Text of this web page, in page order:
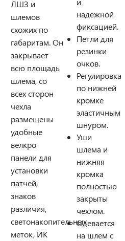
ЛШЗ и
шлемов
схожих по
габаритам. Он
закрывает
всю площадь
шлема, со
всех сторон
чехла
размещены
удобные
велкро
панели для
установки
патчей,
знаков
различия,
светонакопительных
меток, ИК
надежной
фиксацией.
Петли для
резинки
очков.
Регулировка
по нижней
кромке
эластичным
шнуром.
Уши
шлема и
нижняя
кромка
полностью
закрыты
чехлом.
Одевается
на шлем с